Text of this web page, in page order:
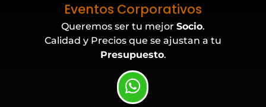
Eventos Corporativos
Queremos ser tu mejor Socio.
Calidad y Precios que se ajustan a tu
Presupuesto.